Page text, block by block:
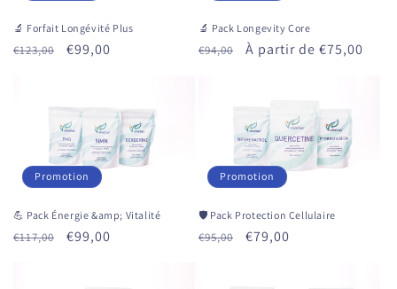
🔬 Forfait Longévité Plus
Prix
€123,00
Prix
€99,00
🔬 Pack Longevity Core
Prix
€94,00
Prix
À partir de €75,00
Promotion
💪 Pack Énergie &amp; Vitalité
Prix
€117,00
Prix
€99,00
Promotion
🛡 Pack Protection Cellulaire
Prix
€95,00
Prix
€79,00